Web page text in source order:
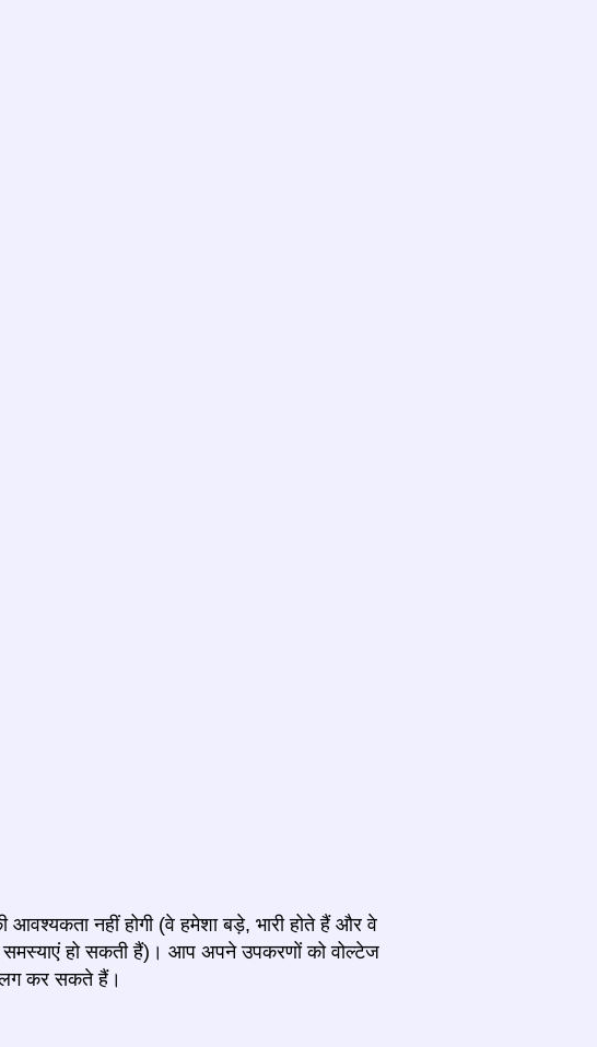
नहीं होगी (वे हमेशा बड़े, भारी होते हैं और वे
हो सकती हैं)। आप अपने उपकरणों को वोल्टेज
कर सकते हैं।